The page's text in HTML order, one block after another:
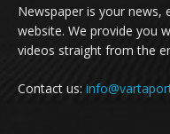
Newspaper is your news,
website. We provide you
videos straight from the
Contact us: